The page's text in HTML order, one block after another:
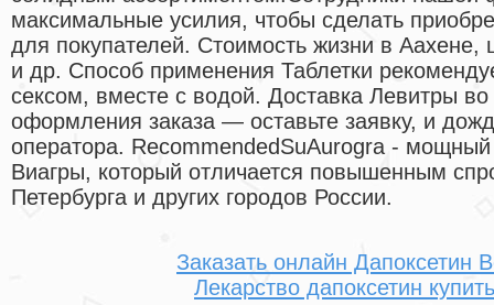
максимальные усилия, чтобы сделать
для покупателей. Стоимость жизни в Аахене,
и др. Способ применения Таблетки
сексом, вместе с водой. Доставка Левитры
оформления заказа — оставьте заявку, и
оператора. RecommendedSuAurogra -
Виагры, который отличается повышенным
Петербурга и других городов России.
Заказать онлайн Дапоксетин
Лекарство дапоксетин